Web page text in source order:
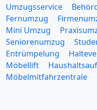
Umzugsservice
Fernumzug
Mini Umzug
Seniorenumzug
Entrümpelung
Möbellift
Möbelmitfahrzentrale